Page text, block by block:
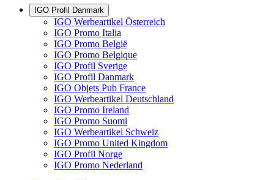
IGO Profil Danmark
IGO Werbeartikel Österreich
IGO Promo Italia
IGO Promo België
IGO Promo Belgique
IGO Profil Sverige
IGO Profil Danmark
IGO Objets Pub France
IGO Werbeartikel Deutschland
IGO Promo Ireland
IGO Promo Suomi
IGO Werbeartikel Schweiz
IGO Promo United Kingdom
IGO Profil Norge
IGO Promo Nederland